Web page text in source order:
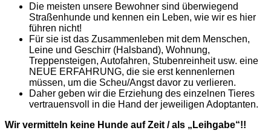
Die meisten unsere Bewohner sind überwiegend
Straßenhunde und kennen ein Leben, wie wir es hier
führen nicht!
Für sie ist das Zusammenleben mit dem Menschen,
Leine und Geschirr (Halsband), Wohnung,
Treppensteigen, Autofahren, Stubenreinheit usw. eine
NEUE ERFAHRUNG, die sie erst kennenlernen
müssen, um die Scheu/Angst davor zu verlieren.
Daher geben wir die Erziehung des einzelnen Tieres
vertrauensvoll in die Hand der jeweiligen Adoptanten.
Wir vermitteln keine Hunde auf Zeit / als „Leihgabe“!!